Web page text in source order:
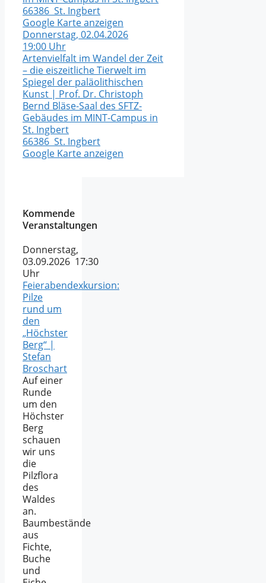
66386 St. Ingbert
Google Karte anzeigen
Donnerstag, 02.04.2026
19:00 Uhr
Artenvielfalt im Wandel der Zeit
– die eiszeitliche Tierwelt im
Spiegel der paläolithischen
Kunst | Prof. Dr. Christoph
Bernd Bläse-Saal des SFTZ-
Gebäudes im MINT-Campus in
St. Ingbert
66386 St. Ingbert
Google Karte anzeigen
Kommende
Veranstaltungen
Donnerstag,
03.09.2026 17:30
Uhr
Feierabendexkursion:
Pilze
rund um
den
„Höchster
Berg“ |
Stefan
Broschart
Auf einer
Runde
um den
Höchster
Berg
schauen
wir uns
die
Pilzflora
des
Waldes
an.
Baumbestände
aus
Fichte,
Buche
und